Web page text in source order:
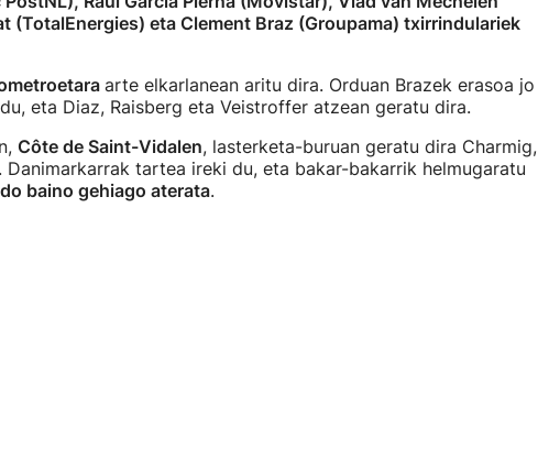
(TotalEnergies) eta Clement Braz (Groupama) txirrindulariek
arte elkarlanean aritu dira. Orduan Brazek erasoa jo
eta Diaz, Raisberg eta Veistroffer atzean geratu dira.
Côte de Saint-Vidalen, lasterketa-buruan geratu dira Charmig,
Danimarkarrak tartea ireki du, eta bakar-bakarrik helmugaratu
baino gehiago aterata.